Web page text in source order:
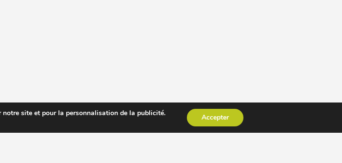
site et pour la personnalisation de la publicité.
Accepter